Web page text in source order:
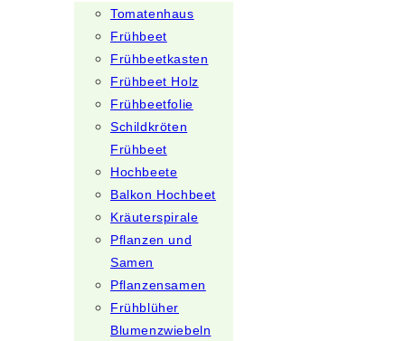
Tomatenhaus
Frühbeet
Frühbeetkasten
Frühbeet Holz
Frühbeetfolie
Schildkröten
Frühbeet
Hochbeete
Balkon Hochbeet
Kräuterspirale
Pflanzen und
Samen
Pflanzensamen
Frühblüher
Blumenzwiebeln